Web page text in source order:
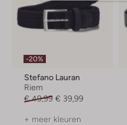
-20%
Stefano Lauran
Riem
€ 49,99 € 39,99
+ meer kleuren